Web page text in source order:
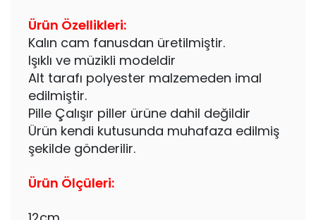
Ürün Özellikleri:
Kalın cam fanusdan üretilmiştir.
Işıklı ve müzikli modeldir
Alt tarafı polyester malzemeden imal
edilmiştir.
Pille Çalışır piller ürüne dahil değildir
Ürün kendi kutusunda muhafaza edilmiş
şekilde gönderilir.
Ürün Ölçüleri: